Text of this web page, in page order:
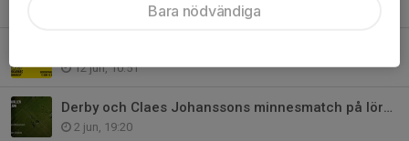
12 jun, 10:51
Derby och Claes Johanssons minnesmatch på lördag
2 jun, 19:20
Bara nödvändiga